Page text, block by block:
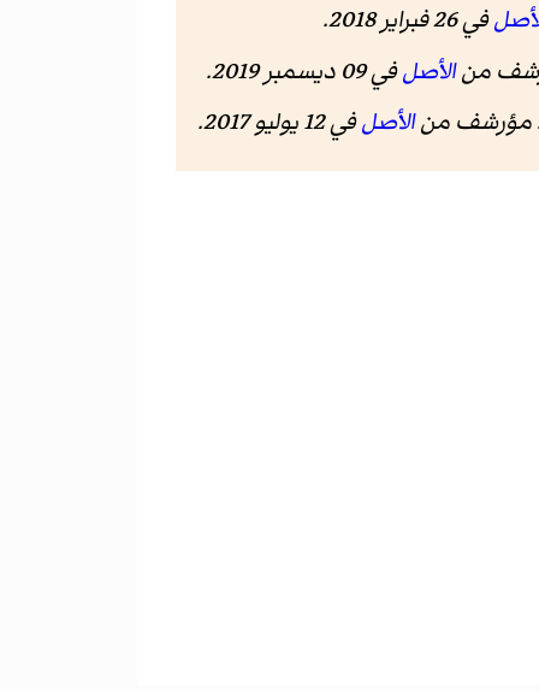
في 26 فبراير 2018.
الأصلفي 09 ديسمبر 2019.
الأصلفي 12 يوليو 2017.